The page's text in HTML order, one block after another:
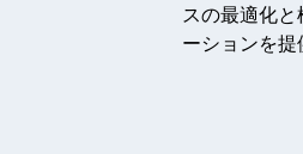
スの最適化
ーションを提